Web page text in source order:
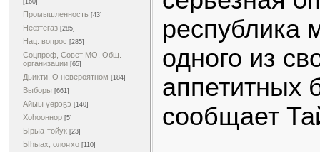
[160]
Промышленность [43]
Нефтегаз [285]
Нац. вопрос [285]
Соцпроф, Совет МО, Общ.
организации [65]
Дьикти. О невероятном [184]
Выборы [661]
Айыы үөрэҕэ [140]
Хоһооннор [5]
Ырыа-тойук [23]
Ыһыах, олоҥхо [110]
республика
одного из
аппетитных
сообщает